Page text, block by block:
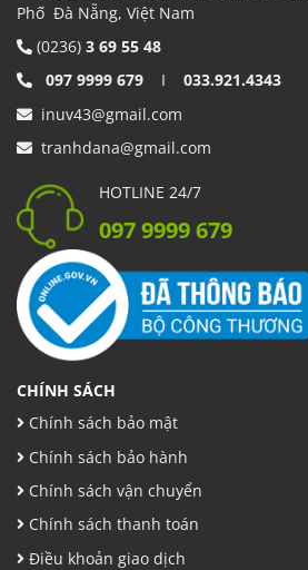
Phố Đà Nẵng, Việt Nam
(0236) 3 69 55 48
097 9999 679 I 033.921.4343
inuv43@gmail.com
tranhdana@gmail.com
HOTLINE 24/7
097 9999 679
CHÍNH SÁCH
Chính sách bảo mật
Chính sách bảo hành
Chính sách vận chuyển
Chính sách thanh toán
Điều khoản giao dịch